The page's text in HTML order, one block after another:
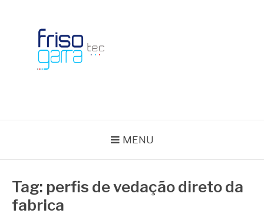
MENU
Tag: perfis de vedação direto da
fabrica